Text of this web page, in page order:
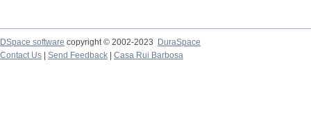
DSpace software copyright © 2002-2023
DuraSpace
Contact Us
Send Feedback Casa Rui Barbosa